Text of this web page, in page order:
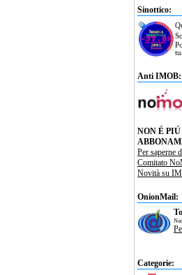
Sinottico:
Anti IMOB:
NON É
Per saperne
Comitato
Novità su
OnionMail:
Categorie: